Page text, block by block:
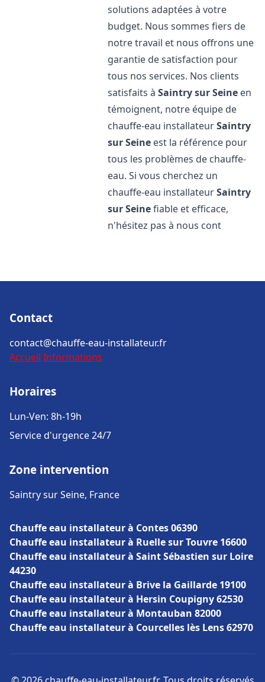
solutions adaptées à votre
budget. Nous sommes fiers de
notre travail et nous offrons une
garantie de satisfaction pour
tous nos services. Nos clients
satisfaits àSaintry sur Seine en
témoignent, notre équipe de
chauffe-eau installateurSaintry
sur Seine est la référence pour
tous les problèmes de chauffe-
eau. Si vous cherchez un
chauffe-eau installateurSaintry
sur Seinefiable et efficace,
n'hésitez pas à nous cont
Contact
contact@chauffe-eau-installateur.fr
Accueil Informations
Horaires
Lun-Ven: 8h-19h
Service d'urgence 24/7
Zone intervention
Saintry sur Seine, France
Chauffe eau installateur à Contes 06390
Chauffe eau installateur à Ruelle sur Touvre 16600
Chauffe eau installateur à Saint Sébastien sur Loire
44230
Chauffe eau installateur à Brive la Gaillarde 19100
Chauffe eau installateur à Hersin Coupigny 62530
Chauffe eau installateur à Montauban 82000
Chauffe eau installateur à Courcelles lès Lens 62970